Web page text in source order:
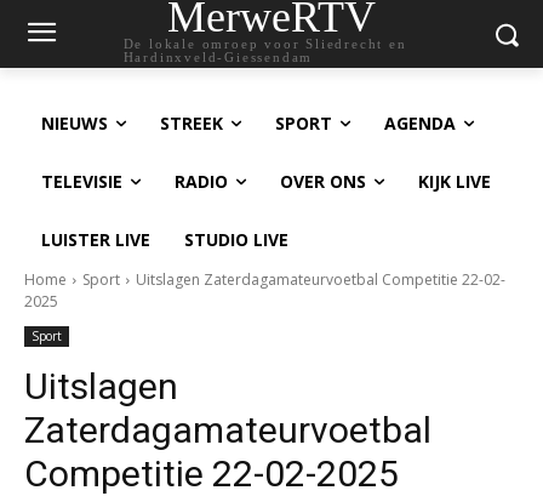
MerweRTV
De lokale omroep voor Sliedrecht en
Hardinxveld-Giessendam
NIEUWS STREEK SPORT AGENDA
TELEVISIE RADIO OVER ONS KIJK LIVE
LUISTER LIVE STUDIO LIVE
Home Sport
Uitslagen Zaterdagamateurvoetbal Competitie 22-02-
2025
Sport
Uitslagen
Zaterdagamateurvoetbal
Competitie 22-02-2025